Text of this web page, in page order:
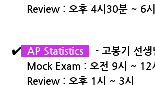
Review : 오후 4시30분 ~ 6
✔️ AP Statistics
- 고봉기 선생
Mock Exam : 오전 9시 ~ 12
Review : 오후 1시 ~ 3시